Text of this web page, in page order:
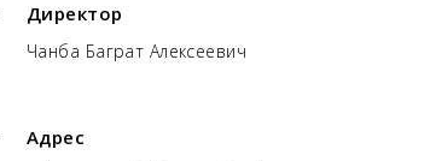
Директор
Чанба Баграт Алексеевич
Адрес